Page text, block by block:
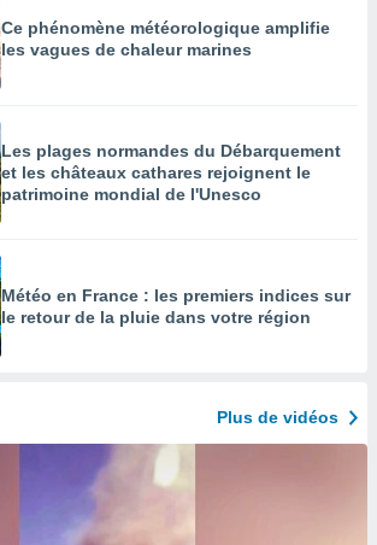
Ce phénomène météorologique amplifie
les vagues de chaleur marines
Les plages normandes du Débarquement
et les châteaux cathares rejoignent le
patrimoine mondial de l'Unesco
Météo en France : les premiers indices sur
le retour de la pluie dans votre région
Plus de vidéos